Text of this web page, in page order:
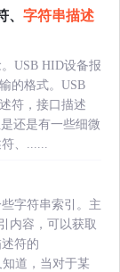
字符串描述
USB HID设备报
的格式。USB
符，接口描述
还是有一些细微
、......
字符串索引。主
内容，可以获取
符的
知道，当对于某